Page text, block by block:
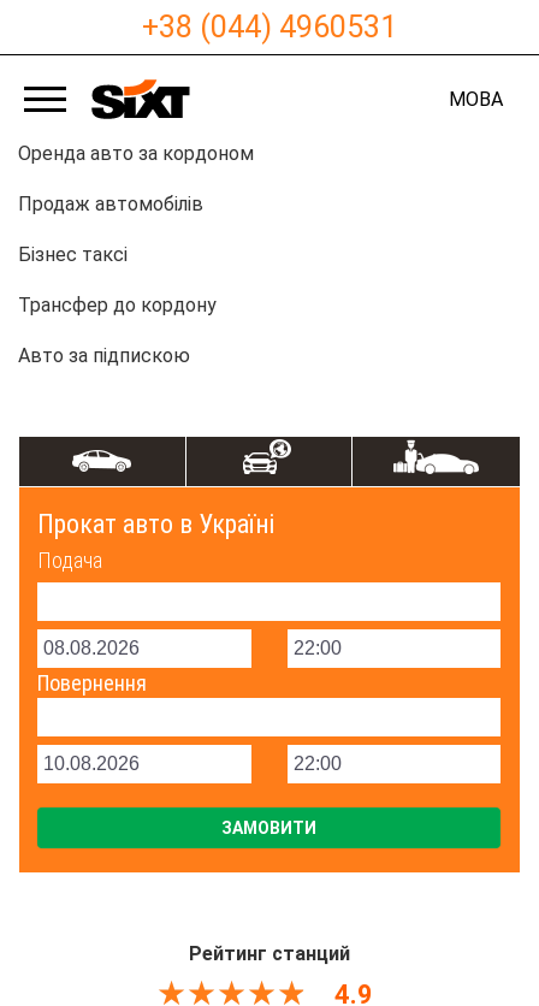
+38 (044) 4960531
МОВА
Оренда авто за кордоном
Продаж автомобілів
Бізнес таксі
Трансфер до кордону
Авто за підпискою
Прокат авто в Україні
Подача
Повернення
Рейтинг станций
4.9